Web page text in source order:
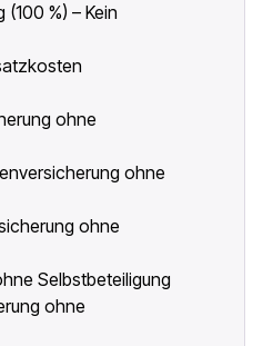
%) – Kein
ohne
ohne
ohne
Selbstbeteiligung
ohne